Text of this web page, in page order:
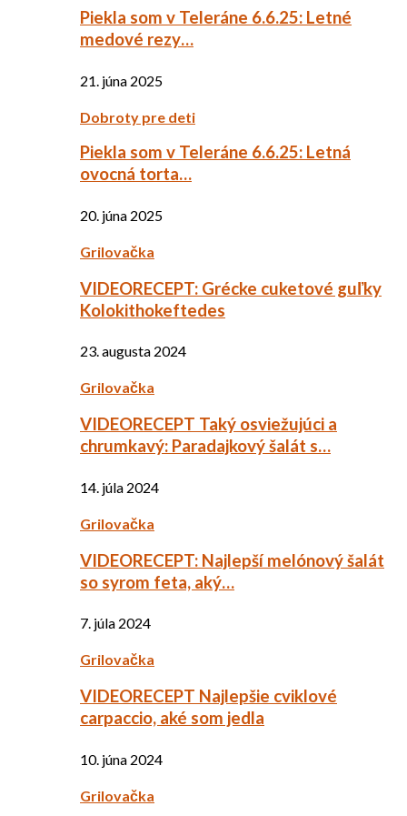
Piekla som v Teleráne 6.6.25: Letné
medové rezy…
21. júna 2025
Dobroty pre deti
Piekla som v Teleráne 6.6.25: Letná
ovocná torta…
20. júna 2025
Grilovačka
VIDEORECEPT: Grécke cuketové guľky
Kolokithokeftedes
23. augusta 2024
Grilovačka
VIDEORECEPT Taký osviežujúci a
chrumkavý: Paradajkový šalát s…
14. júla 2024
Grilovačka
VIDEORECEPT: Najlepší melónový šalát
so syrom feta, aký…
7. júla 2024
Grilovačka
VIDEORECEPT Najlepšie cviklové
carpaccio, aké som jedla
10. júna 2024
Grilovačka